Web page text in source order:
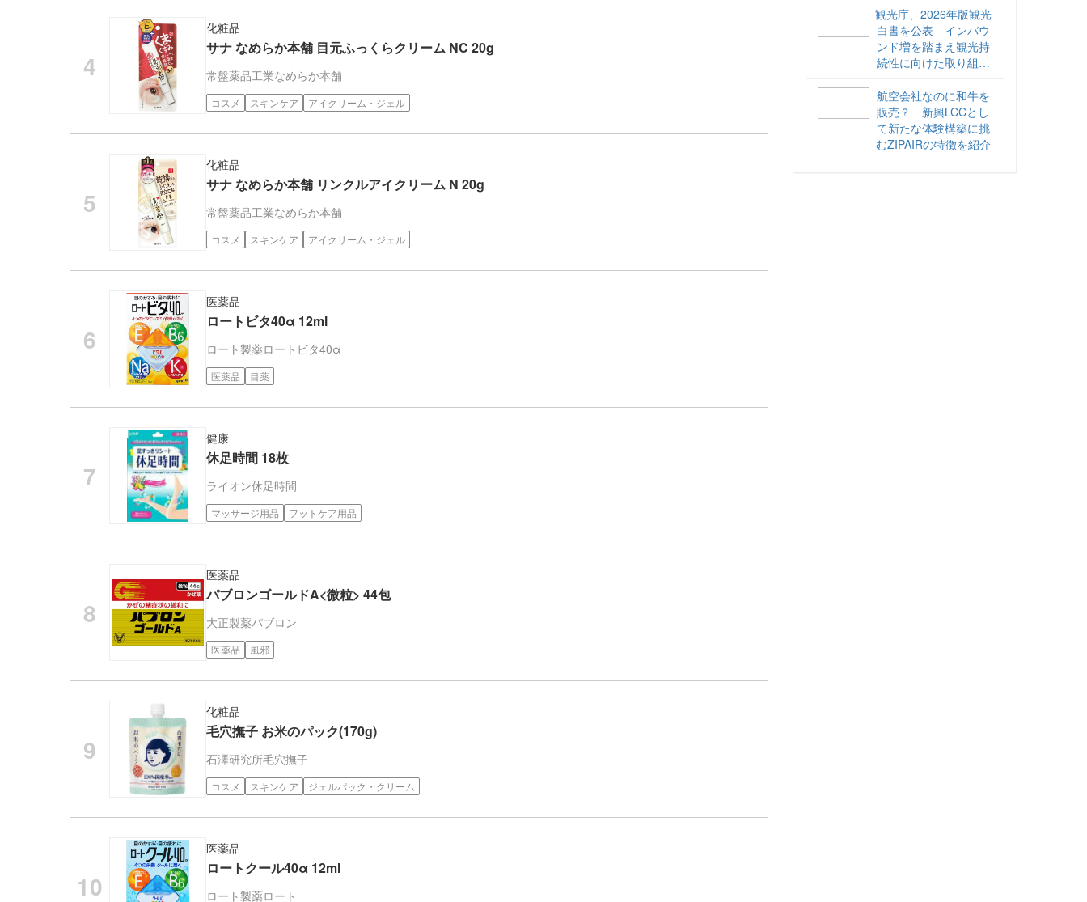
化粧品
サナ なめらか本舗 目元ふっくらクリーム NC 20g
常盤薬品工業なめらか本舗
コスメ スキンケア アイクリーム・ジェル
化粧品
サナ なめらか本舗 リンクルアイクリーム N 20g
常盤薬品工業なめらか本舗
コスメ スキンケア アイクリーム・ジェル
医薬品
ロートビタ40α 12ml
ロート製薬ロートビタ40α
医薬品 目薬
健康
休足時間 18枚
ライオン休足時間
マッサージ用品 フットケア用品
医薬品
パブロンゴールドA<微粒> 44包
大正製薬パブロン
医薬品 風邪
化粧品
毛穴撫子 お米のパック(170g)
石澤研究所毛穴撫子
コスメ スキンケア ジェルパック・クリーム
医薬品
ロートクール40α 12ml
ロート製薬ロート
観光庁、2026年版観光
白書を公表 インバウ
ンド増を踏まえ観光持
続性に向けた取り組み
航空会社なのに和牛を
販売？ 新興LCCとし
て新たな体験構築に挑
むZIPAIRの特徴を紹介